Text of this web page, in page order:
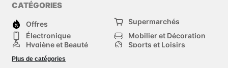
CATÉGORIES
Offres
Supermarchés
Électronique
Mobilier et Décoration
Hygiène et Beauté
Sports et Loisirs
Mode
Animalerie
Plus de catégories